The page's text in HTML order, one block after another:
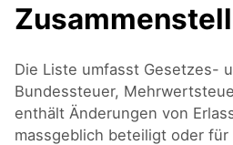
Die Liste umfasst Gesetzes-
Bundessteuer,
enthält Änderungen von
massgeblich beteiligt oder